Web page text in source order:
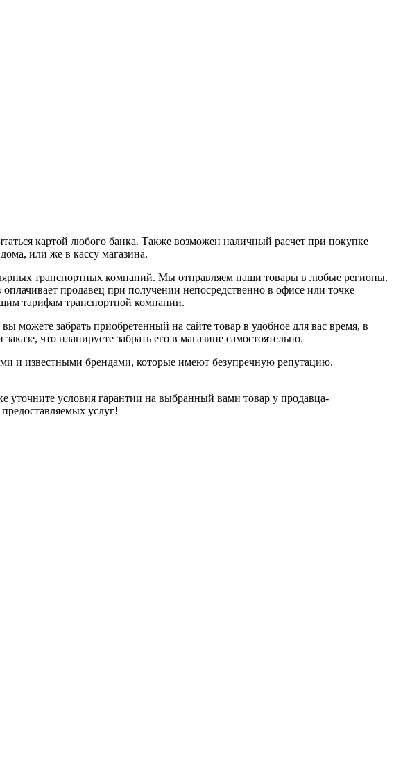
картой любого банка. Также возможен наличный расчет при покупке
или же в кассу магазина.
транспортных компаний. Мы отправляем наши товары в любые регионы.
продавец при получении непосредственно в офисе или точке
тарифам транспортной компании.
можете забрать приобретенный на сайте товар в удобное для вас время, в
что планируете забрать его в магазине самостоятельно.
и известными брендами, которые имеют безупречную репутацию.
условия гарантии на выбранный вами товар у продавца-
услуг!